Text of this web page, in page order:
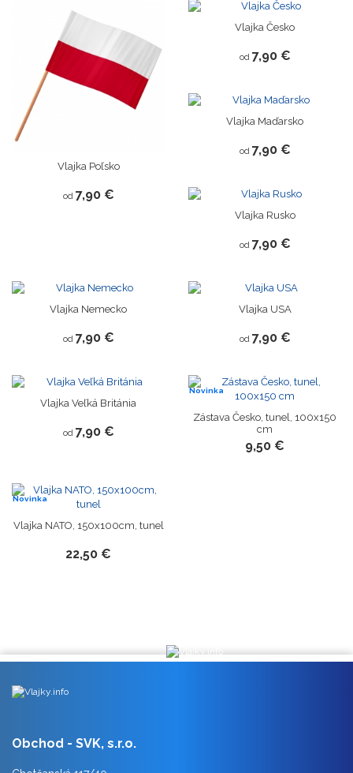
Vlajka Poľsko
od 7,90 €
Vlajka Česko
od 7,90 €
Vlajka Maďarsko
od 7,90 €
Vlajka Rusko
od 7,90 €
Vlajka Nemecko
od 7,90 €
Vlajka USA
od 7,90 €
Vlajka Veľká Británia
od 7,90 €
Novinka
Zástava Česko, tunel, 100x150
cm
9,50 €
Novinka
Vlajka NATO, 150x100cm, tunel
22,50 €
Obchod - SVK, s.r.o.